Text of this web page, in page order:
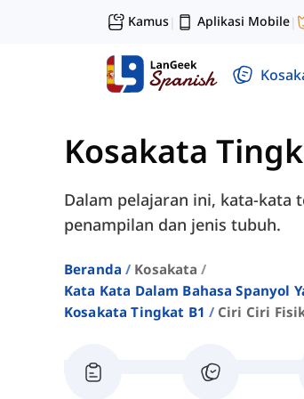
Kamus| Aplikasi Mobile|
Kosakata
Dalam pelajaran ini, kata-kata
penampilan dan jenis tubuh.
Beranda
Kosakata
Kata Kata Dalam Bahasa Spanyol
Kosakata Tingkat B1
Ciri Ciri